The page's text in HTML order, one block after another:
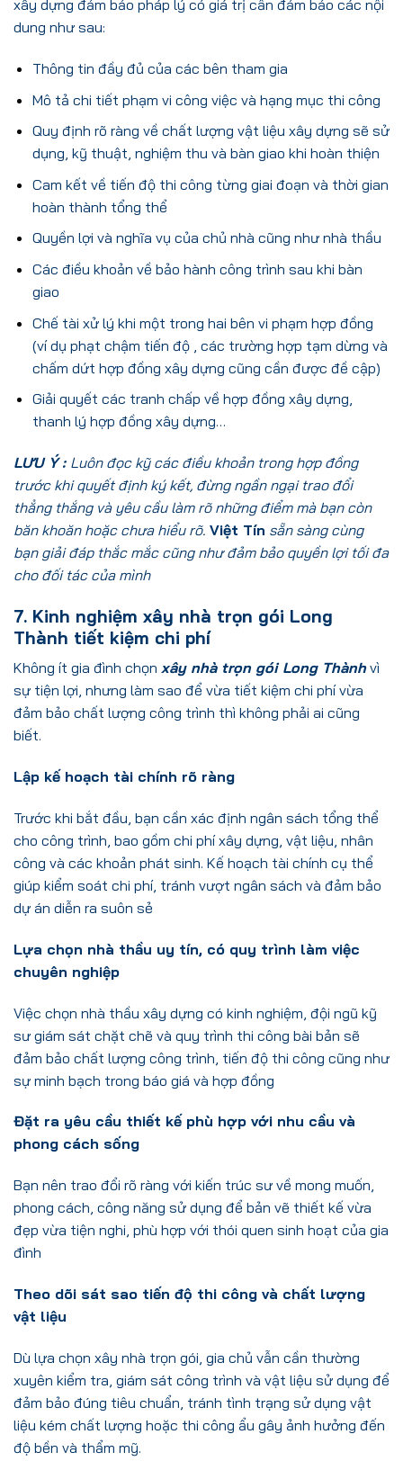
xây dựng đảm bảo pháp lý có giá trị cần đảm bảo các nội
dung như sau:
Thông tin đầy đủ của các bên tham gia
Mô tả chi tiết phạm vi công việc và hạng mục thi công
Quy định rõ ràng về chất lượng vật liệu xây dựng sẽ sử
dụng, kỹ thuật, nghiệm thu và bàn giao khi hoàn thiện
Cam kết về tiến độ thi công từng giai đoạn và thời gian
hoàn thành tổng thể
Quyền lợi và nghĩa vụ của chủ nhà cũng như nhà thầu
Các điều khoản về bảo hành công trình sau khi bàn
giao
Chế tài xử lý khi một trong hai bên vi phạm hợp đồng
(ví dụ phạt chậm tiến độ , các trường hợp tạm dừng và
chấm dứt hợp đồng xây dựng cũng cần được đề cập)
Giải quyết các tranh chấp về hợp đồng xây dựng,
thanh lý hợp đồng xây dựng…
LƯU Ý : Luôn đọc kỹ các điều khoản trong hợp đồng
trước khi quyết định ký kết, đừng ngần ngại trao đổi
thẳng thắng và yêu cầu làm rõ những điểm mà bạn còn
băn khoăn hoặc chưa hiểu rõ. Việt Tín sẵn sàng cùng
bạn giải đáp thắc mắc cũng như đảm bảo quyền lợi tối đa
cho đối tác của mình
7. Kinh nghiệm xây nhà trọn gói Long
Thành tiết kiệm chi phí
Không ít gia đình chọn xây nhà trọn gói Long Thànhvì
sự tiện lợi, nhưng làm sao để vừa tiết kiệm chi phí vừa
đảm bảo chất lượng công trình thì không phải ai cũng
biết.
Lập kế hoạch tài chính rõ ràng
Trước khi bắt đầu, bạn cần xác định ngân sách tổng thể
cho công trình, bao gồm chi phí xây dựng, vật liệu, nhân
công và các khoản phát sinh. Kế hoạch tài chính cụ thể
giúp kiểm soát chi phí, tránh vượt ngân sách và đảm bảo
dự án diễn ra suôn sẻ
Lựa chọn nhà thầu uy tín, có quy trình làm việc
chuyên nghiệp
Việc chọn nhà thầu xây dựng có kinh nghiệm, đội ngũ kỹ
sư giám sát chặt chẽ và quy trình thi công bài bản sẽ
đảm bảo chất lượng công trình, tiến độ thi công cũng như
sự minh bạch trong báo giá và hợp đồng
Đặt ra yêu cầu thiết kế phù hợp với nhu cầu và
phong cách sống
Bạn nên trao đổi rõ ràng với kiến trúc sư về mong muốn,
phong cách, công năng sử dụng để bản vẽ thiết kế vừa
đẹp vừa tiện nghi, phù hợp với thói quen sinh hoạt của gia
đình
Theo dõi sát sao tiến độ thi công và chất lượng
vật liệu
Dù lựa chọn xây nhà trọn gói, gia chủ vẫn cần thường
xuyên kiểm tra, giám sát công trình và vật liệu sử dụng để
đảm bảo đúng tiêu chuẩn, tránh tình trạng sử dụng vật
liệu kém chất lượng hoặc thi công ẩu gây ảnh hưởng đến
độ bền và thẩm mỹ.